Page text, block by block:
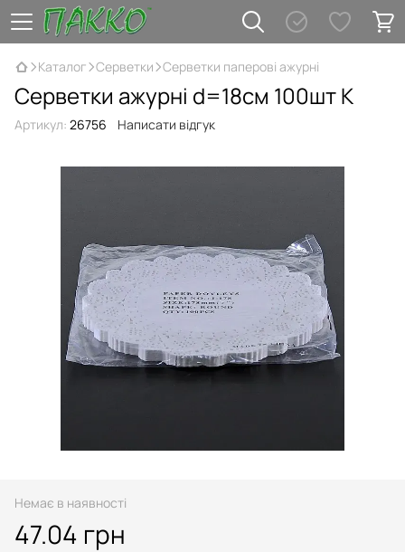
Каталог Серветки Серветки паперові ажурні
Серветки ажурні d=18см 100шт К
Артикул: 26756 Написати відгук
Немає в наявності
47.04 грн